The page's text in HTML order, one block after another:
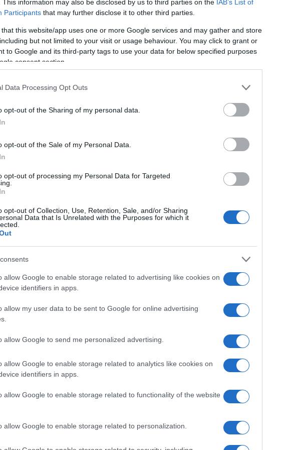
This information may also be disclosed by us to third parties on the IAB’s List of
Participants that may further disclose it to other third parties.
that this website/app uses one or more Google services and may gather and store
but not limited to your visit or usage behaviour. You may click to grant or
to Google and its third-party tags to use your data for below specified purposes
consent section.
Data Processing Opt Outs
opt-out of the Sharing of my personal data.
opt-out of the Sale of my Personal Data.
opt-out of processing my Personal Data for Targeted
opt-out of Collection, Use, Retention, Sale, and/or Sharing
Data that Is Unrelated with the Purposes for which it
allow Google to enable storage related to advertising like cookies on
identifiers in apps.
allow my user data to be sent to Google for online advertising
allow Google to send me personalized advertising.
allow Google to enable storage related to analytics like cookies on
identifiers in apps.
allow Google to enable storage related to functionality of the website
allow Google to enable storage related to personalization.
στον Τραμπ την πρόταση της
συμφωνιών για το Ιρανικό
απέκλεισε την επιστροφή στην πίστα
πυρηνικό ζήτημα.
προειδοποιεί ότι θα πλήξει
26 ή 27 Ιουνίου οι βαθμολογίες –
ΣΧΕΤΙΚΑ
Ουκρανία:
νέο καίριο
Θάλασσα – Μία
ανάσα απ΄ το
του Πούτιν»